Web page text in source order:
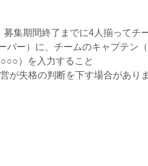
期間終了までに4人揃ってチ
ー）に、チームのキャプテン
）を入力すること
が失格の判断を下す場合がありま